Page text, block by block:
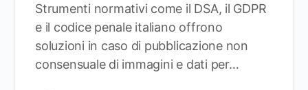
Strumenti normativi come il DSA, il GDPR
e il codice penale italiano offrono
soluzioni in caso di pubblicazione non
consensuale di immagini e dati per…